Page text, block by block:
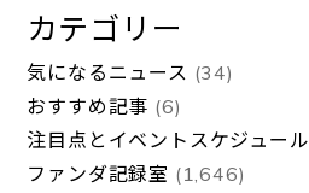
カテゴリー
気になるニュース (34)
おすすめ記事 (6)
注目点とイベントスケジュール
ファンダ記録室 (1,646)